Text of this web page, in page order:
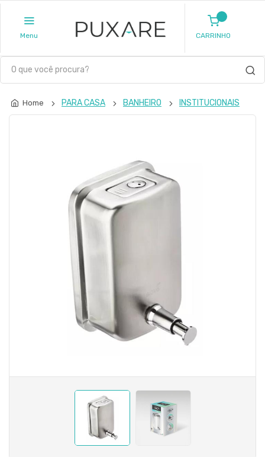
Menu CARRINHO
Home PARA CASA BANHEIRO INSTITUCIONAIS